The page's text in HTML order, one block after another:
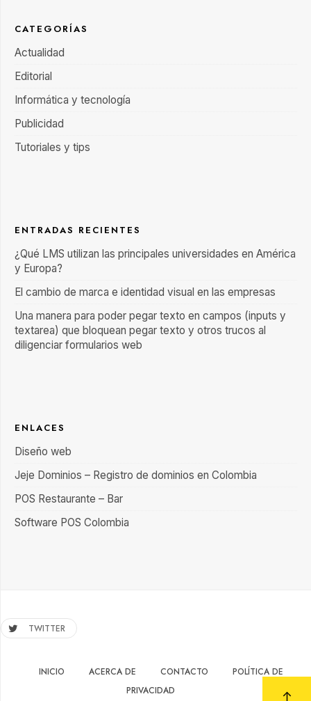
CATEGORÍAS
Actualidad
Editorial
Informática y tecnología
Publicidad
Tutoriales y tips
ENTRADAS RECIENTES
¿Qué LMS utilizan las principales universidades en América
y Europa?
El cambio de marca e identidad visual en las empresas
Una manera para poder pegar texto en campos (inputs y
textarea) que bloquean pegar texto y otros trucos al
diligenciar formularios web
ENLACES
Diseño web
Jeje Dominios – Registro de dominios en Colombia
POS Restaurante – Bar
Software POS Colombia
TWITTER
INICIO ACERCA DE CONTACTO
POLÍTICA DE
PRIVACIDAD
↑